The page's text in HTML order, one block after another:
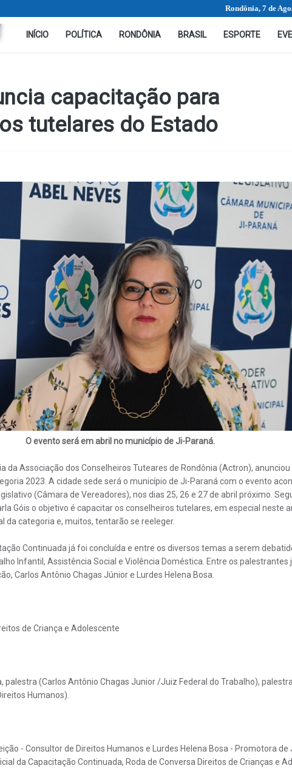
Rondônia, 7 de
INÍCIO POLÍTICA RONDÔNIA BRASIL ESPORTE
capacitação para
tutelares do Estado
O evento será em abril no município de Ji-Paraná.
da Associação dos Conselheiros Tuteares de Rondônia (Actron),
2023. A cidade sede será o município de Ji-Paraná com o evento
(Câmara de Vereadores), nos dias 25, 26 e 27 de abril próximo.
Góis o objetivo é capacitar os conselheiros tutelares, em especial neste
da categoria e, muitos, tentarão se reeleger.
Continuada já foi concluída e entre os diversos temas a serem
Infantil, Assistência Social e Violência Doméstica. Entre os palestrantes
Carlos Antônio Chagas Júnior e Lurdes Helena Bosa.
de Criança e Adolescente
palestra (Carlos Antônio Chagas Junior /Juiz Federal do Trabalho),
Humanos).
- Consultor de Direitos Humanos e Lurdes Helena Bosa - Promotora de
da Capacitação Continuada, Roda de Conversa Direitos de Crianças e